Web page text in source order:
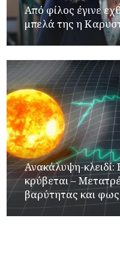
Από φίλος έγινε
μπελά της η
Ανακάλυψη-κλειδί:
κρύβεται –
βαρύτητας και